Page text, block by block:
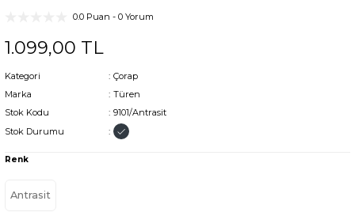
0.0 Puan - 0 Yorum
1.099,00 TL
Kategori
Çorap
Marka
Türen
Stok Kodu
9101/Antrasit
Stok Durumu
Renk
Antrasit